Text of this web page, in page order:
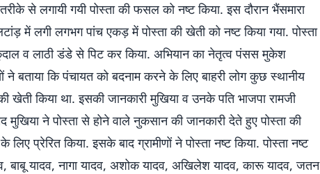
से लगायी गयी पोस्ता की फसल को नष्ट किया. इस दौरान भैंसमारा
में लगी लगभग पांच एकड़ में पोस्ता की खेती को नष्ट किया गया. पोस्ता
व लाठी डंडे से पिट कर किया. अभियान का नेतृत्व पंसस मुकेश
ने बताया कि पंचायत को बदनाम करने के लिए बाहरी लोग कुछ स्थानीय
खेती किया था. इसकी जानकारी मुखिया व उनके पति भाजपा रामजी
मुखिया ने पोस्ता से होने वाले नुकसान की जानकारी देते हुए पोस्ता की
प्रेरित किया. इसके बाद ग्रामीणों ने पोस्ता नष्ट किया. पोस्ता नष्ट
बाबू यादव, नागा यादव, अशोक यादव, अखिलेश यादव, कारू यादव, जतन